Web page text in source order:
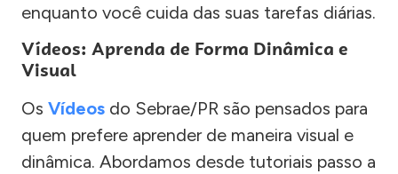
enquanto você cuida das suas tarefas diárias.
Vídeos: Aprenda de Forma Dinâmica e
Visual
Os Vídeos do Sebrae/PR são pensados para
quem prefere aprender de maneira visual e
dinâmica. Abordamos desde tutoriais passo a